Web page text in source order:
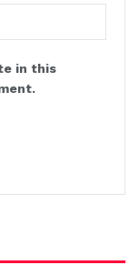
in this